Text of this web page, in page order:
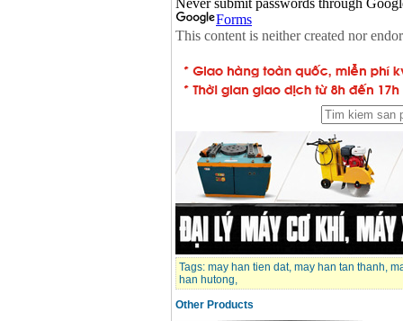
Tags: may han tien dat, may han tan thanh,
han hutong,
Other Products